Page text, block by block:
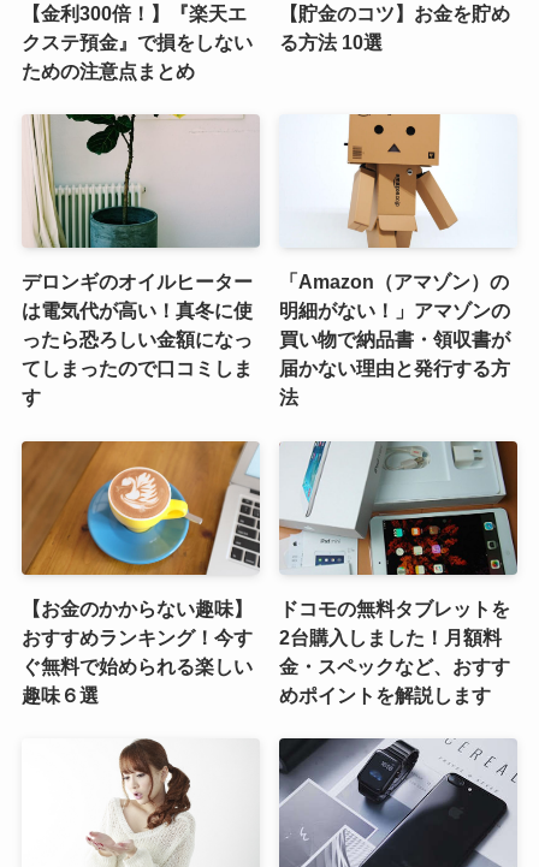
【金利300倍！】『楽天エ
クステ預金』で損をしない
ための注意点まとめ
【貯金のコツ】お金を貯め
る方法 10選
デロンギのオイルヒーター
は電気代が高い！真冬に使
ったら恐ろしい金額になっ
てしまったので口コミしま
す
「Amazon（アマゾン）の
明細がない！」アマゾンの
買い物で納品書・領収書が
届かない理由と発行する方
法
【お金のかからない趣味】
おすすめランキング！今す
ぐ無料で始められる楽しい
趣味６選
ドコモの無料タブレットを
2台購入しました！月額料
金・スペックなど、おすす
めポイントを解説します